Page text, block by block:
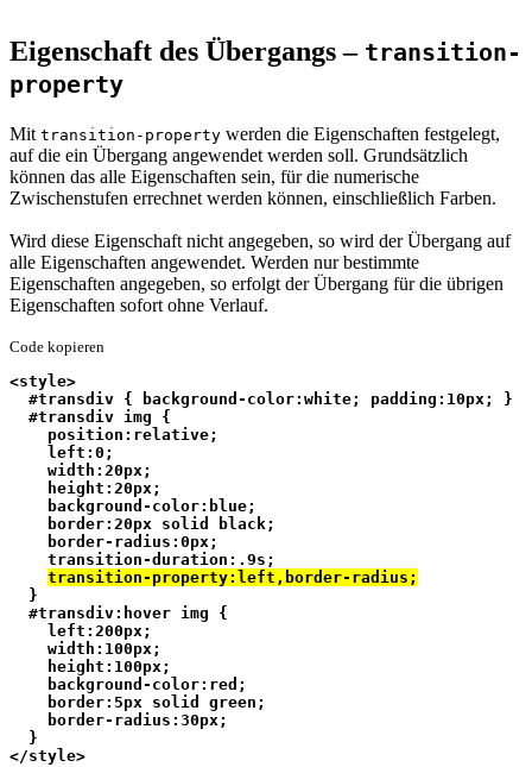
Eigenschaft des Übergangs – transition-
property
Mit transition-property werden die Eigenschaften festgelegt,
auf die ein Übergang angewendet werden soll. Grundsätzlich
können das alle Eigenschaften sein, für die numerische
Zwischenstufen errechnet werden können, einschließlich Farben.
Wird diese Eigenschaft nicht angegeben, so wird der Übergang auf
alle Eigenschaften angewendet. Werden nur bestimmte
Eigenschaften angegeben, so erfolgt der Übergang für die übrigen
Eigenschaften sofort ohne Verlauf.
Code kopieren
<style>
  #transdiv { background-color:white; padding:10px; }
  #transdiv img {
    position:relative;
    left:0;
    width:20px;
    height:20px;
    background-color:blue;
    border:20px solid black;
    border-radius:0px;
    transition-duration:.9s;
transition-property:left,border-radius;
  }
  #transdiv:hover img {
    left:200px;
    width:100px;
    height:100px;
    background-color:red;
    border:5px solid green;
    border-radius:30px;
  }
</style>